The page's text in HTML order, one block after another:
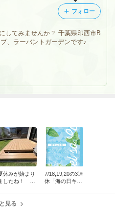
してみませんか？ 千葉県印西市B
、ラーバントガーデンです♪
フォロー
休みが始まり
したね！ 価
7/18,19,20の3連
休「海の日キャ
見る